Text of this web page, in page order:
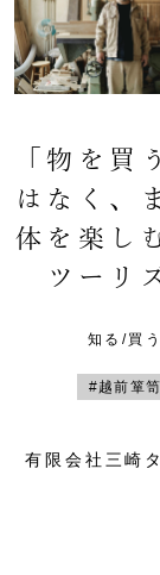
「物を買
はなく、
体を楽し
ツーリ
知る/買う
#越前箪笥
有限会社三崎